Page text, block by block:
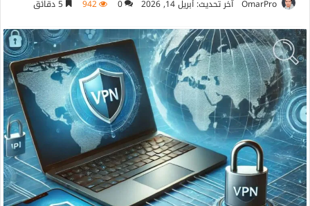
OmarPro آخر تحديث: أبريل 14, 2026 0
942